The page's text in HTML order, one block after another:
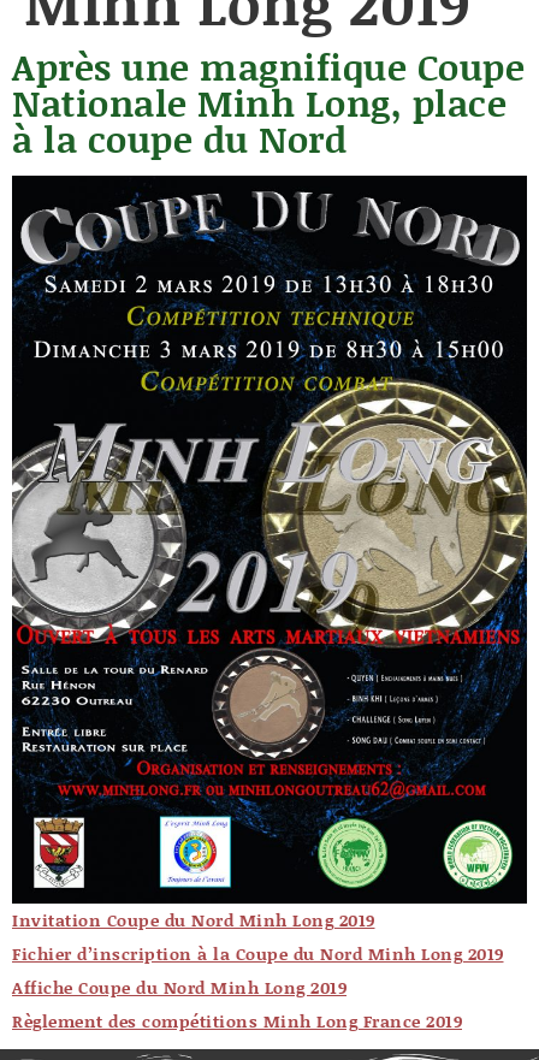
Après une magnifique Coupe
Nationale Minh Long, place
à la coupe du Nord
Invitation Coupe du Nord Minh Long 2019
Fichier d’inscription à la Coupe du Nord Minh Long 2019
Affiche Coupe du Nord Minh Long 2019
Règlement des compétitions Minh Long France 2019